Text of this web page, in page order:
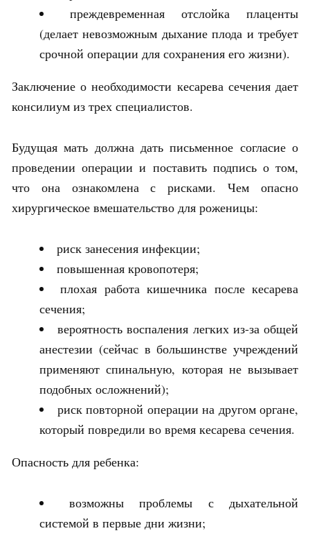
преждевременная отслойка плаценты
(делает невозможным дыхание плода и требует
срочной операции для сохранения его жизни).
Заключение о необходимости кесарева сечения дает
консилиум из трех специалистов.
Будущая мать должна дать письменное согласие о
проведении операции и поставить подпись о том,
что она ознакомлена с рисками. Чем опасно
хирургическое вмешательство для роженицы:
риск занесения инфекции;
повышенная кровопотеря;
плохая работа кишечника после кесарева
сечения;
вероятность воспаления легких из-за общей
анестезии (сейчас в большинстве учреждений
применяют спинальную, которая не вызывает
подобных осложнений);
риск повторной операции на другом органе,
который повредили во время кесарева сечения.
Опасность для ребенка:
возможны проблемы с дыхательной
системой в первые дни жизни;